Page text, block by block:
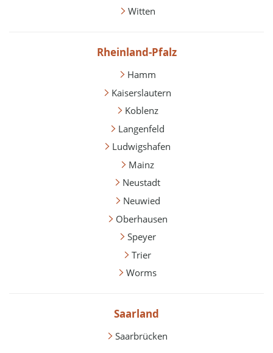
Witten
Rheinland-Pfalz
Hamm
Kaiserslautern
Koblenz
Langenfeld
Ludwigshafen
Mainz
Neustadt
Neuwied
Oberhausen
Speyer
Trier
Worms
Saarland
Saarbrücken